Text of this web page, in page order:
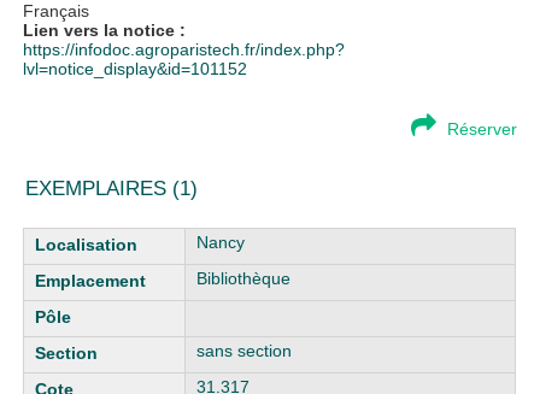
Français
Lien vers la notice :
https://infodoc.agroparistech.fr/index.php?
lvl=notice_display&id=101152
Réserver
EXEMPLAIRES (1)
Liste des exemplaires
Nancy
Bibliothèque
sans section
31.317